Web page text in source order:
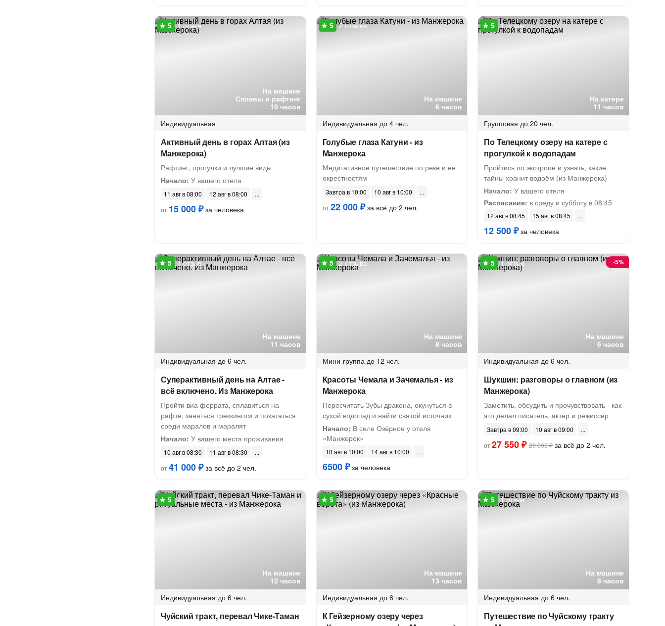
На машине
Сплавы и рафтинг
10 часов
1 отзыв
Индивидуальная
Активный день в горах Алтая (из
Манжерока)
Рафтинг, прогулки и лучшие виды
Начало: У вашего отеля
11 авг в 08:00
12 авг в 08:00
от 15 000 ₽за человека
На машине
6 часов
2 отзыва
Индивидуальная до 4 чел.
Голубые глаза Катуни - из
Манжерока
Медитативное путешествие по реке и её
окрестностям
Завтра в 10:00
10 авг в 10:00
от22 000 ₽за всё до 2 чел.
На катере
11 часов
1 отзыв
Групповая до 20 чел.
По Телецкому озеру на катере с
прогулкой к водопадам
Пройтись по экотропе и узнать, какие
тайны хранит водоём (из Манжерока)
Начало: У вашего отеля
Расписание: в среду и субботу в 08:45
12 авг в 08:45 15 авг в 08:45
12 500 ₽за человека
На машине
11 часов
1 отзыв
Индивидуальная до 6 чел.
Суперактивный день на Алтае -
всё включено. Из Манжерока
Пройти виа феррата, сплавиться на
рафте, заняться треккингом и покататься
среди маралов и маралят
Начало: У вашего места проживания
10 авг в 08:30
11 авг в 08:30
от41 000 ₽за всё до 2 чел.
На машине
8 часов
2 отзыва
Мини-группа до 12 чел.
Красоты Чемала и Зачемалья - из
Манжерока
Пересчитать Зубы дракона, окунуться в
сухой водопад и найти святой источник
Начало: В селе Озёрное у отеля
«Манжерок»
10 авг в 10:00 14 авг в 10:00
6500 ₽за человека
На машине
6 часов
-5%
1 отзыв
Индивидуальная до 6 чел.
Шукшин: разговоры о главном (из
Манжерока)
Заметить, обсудить и прочувствовать - как
это делал писатель, актёр и режиссёр
Завтра в 09:00
10 авг в 09:00
от27 550 ₽ 29 000 ₽за всё до 2 чел.
На машине
12 часов
2 отзыва
Индивидуальная до 6 чел.
Чуйский тракт, перевал Чике-Таман
На машине
13 часов
1 отзыв
Индивидуальная до 6 чел.
К Гейзерному озеру через
На машине
8 часов
1 отзыв
Индивидуальная до 6 чел.
Путешествие по Чуйскому тракту